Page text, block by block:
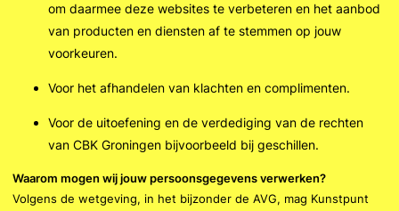
om daarmee deze websites te verbeteren en het aanbod
van producten en diensten af te stemmen op jouw
voorkeuren.
Voor het afhandelen van klachten en complimenten.
Voor de uitoefening en de verdediging van de rechten
van CBK Groningen bijvoorbeeld bij geschillen.
Waarom mogen wij jouw persoonsgegevens verwerken?
Volgens de wetgeving, in het bijzonder de AVG, mag Kunstpunt